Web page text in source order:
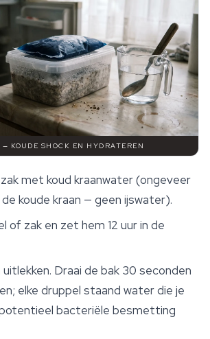
KOUDE SHOCK EN HYDRATEREN
met koud kraanwater (ongeveer
koude kraan — geen ijswater).
of zak en zet hem 12 uur in de
Draai de bak 30 seconden
elke druppel staand water die je
bacteriële besmetting